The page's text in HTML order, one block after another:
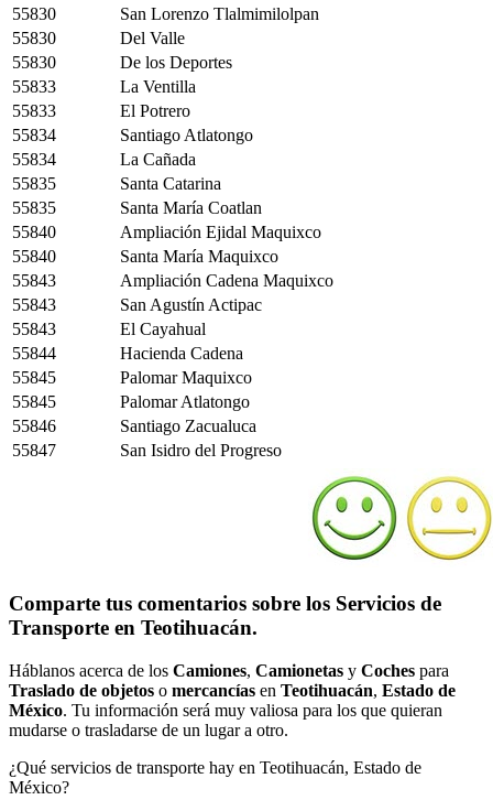
55830
San Lorenzo Tlalmimilolpan
55830
Del Valle
55830
De los Deportes
55833
La Ventilla
55833
El Potrero
55834
Santiago Atlatongo
55834
La Cañada
55835
Santa Catarina
55835
Santa María Coatlan
55840
Ampliación Ejidal Maquixco
55840
Santa María Maquixco
55843
Ampliación Cadena Maquixco
55843
San Agustín Actipac
55843
El Cayahual
55844
Hacienda Cadena
55845
Palomar Maquixco
55845
Palomar Atlatongo
55846
Santiago Zacualuca
55847
San Isidro del Progreso
Comparte tus comentarios sobre los Servicios de
Transporte en Teotihuacán.
Háblanos acerca de los Camiones, Camionetas y Coches para
Traslado de objetos o mercancías en Teotihuacán, Estado de
México. Tu información será muy valiosa para los que quieran
mudarse o trasladarse de un lugar a otro.
¿Qué servicios de transporte hay en Teotihuacán, Estado de
México?